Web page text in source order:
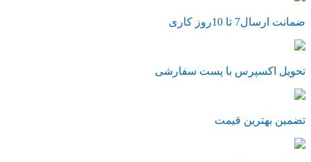
المان
کيفيت
عدد
ضمانت ارسال7 تا 10روز کاری
تحویل اکسپرس با پست سفارشی
تضمین بهترین قیمت